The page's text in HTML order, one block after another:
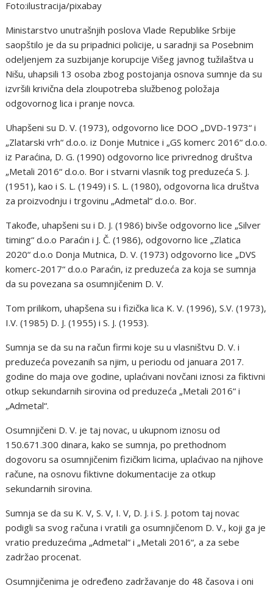
Foto:ilustracija/pixabay
Ministarstvo unutrašnjih poslova Vlade Republike Srbije
saopštilo je da su pripadnici policije, u saradnji sa Posebnim
odeljenjem za suzbijanje korupcije Višeg javnog tužilaštva u
Nišu, uhapsili 13 osoba zbog postojanja osnova sumnje da su
izvršili krivična dela zloupotreba službenog položaja
odgovornog lica i pranje novca.
Uhapšeni su D. V. (1973), odgovorno lice DOO „DVD-1973“ i
„Zlatarski vrh“ d.o.o. iz Donje Mutnice i „GS komerc 2016“ d.o.o.
iz Paraćina, D. G. (1990) odgovorno lice privrednog društva
„Metali 2016“ d.o.o. Bor i stvarni vlasnik tog preduzeća S. J.
(1951), kao i S. L. (1949) i S. L. (1980), odgovorna lica društva
za proizvodnju i trgovinu „Admetal“ d.o.o. Bor.
Takođe, uhapšeni su i D. J. (1986) bivše odgovorno lice „Silver
timing“ d.o.o Paraćin i J. Č. (1986), odgovorno lice „Zlatica
2020“ d.o.o Donja Mutnica, D. V. (1973) odgovorno lice „DVS
komerc-2017“ d.o.o Paraćin, iz preduzeća za koja se sumnja
da su povezana sa osumnjičenim D. V.
Tom prilikom, uhapšena su i fizička lica K. V. (1996), S.V. (1973),
I.V. (1985) D. J. (1955) i S. J. (1953).
Sumnja se da su na račun firmi koje su u vlasništvu D. V. i
preduzeća povezanih sa njim, u periodu od januara 2017.
godine do maja ove godine, uplaćivani novčani iznosi za fiktivni
otkup sekundarnih sirovina od preduzeća „Metali 2016“ i
„Admetal“.
Osumnjičeni D. V. je taj novac, u ukupnom iznosu od
150.671.300 dinara, kako se sumnja, po prethodnom
dogovoru sa osumnjičenim fizičkim licima, uplaćivao na njihove
račune, na osnovu fiktivne dokumentacije za otkup
sekundarnih sirovina.
Sumnja se da su K. V, S. V, I. V, D. J. i S. J. potom taj novac
podigli sa svog računa i vratili ga osumnjičenom D. V., koji ga je
vratio preduzećima „Admetal“ i „Metali 2016“, a za sebe
zadržao procenat.
Osumnjičenima je određeno zadržavanje do 48 časova i oni